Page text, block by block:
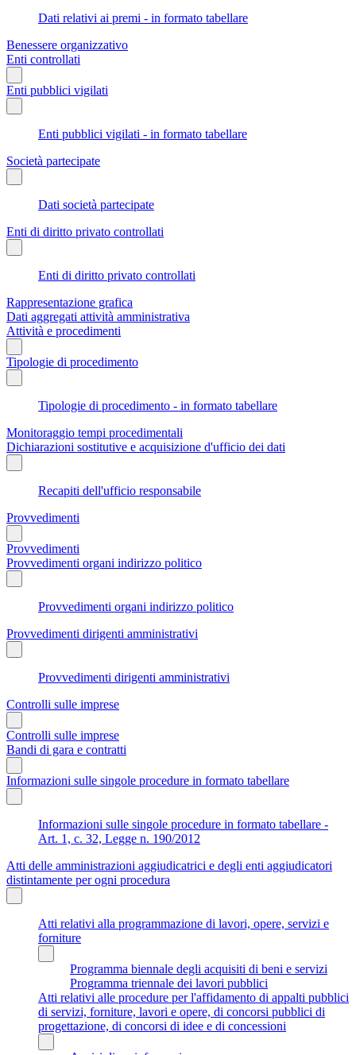
Dati relativi ai premi - in formato tabellare
Benessere organizzativo
Enti controllati
Enti pubblici vigilati
Enti pubblici vigilati - in formato tabellare
Società partecipate
Dati società partecipate
Enti di diritto privato controllati
Enti di diritto privato controllati
Rappresentazione grafica
Dati aggregati attività amministrativa
Attività e procedimenti
Tipologie di procedimento
Tipologie di procedimento - in formato tabellare
Monitoraggio tempi procedimentali
Dichiarazioni sostitutive e acquisizione d'ufficio dei dati
Recapiti dell'ufficio responsabile
Provvedimenti
Provvedimenti
Provvedimenti organi indirizzo politico
Provvedimenti organi indirizzo politico
Provvedimenti dirigenti amministrativi
Provvedimenti dirigenti amministrativi
Controlli sulle imprese
Controlli sulle imprese
Bandi di gara e contratti
Informazioni sulle singole procedure in formato tabellare
Informazioni sulle singole procedure in formato tabellare -
Art. 1, c. 32, Legge n. 190/2012
Atti delle amministrazioni aggiudicatrici e degli enti aggiudicatori
distintamente per ogni procedura
Atti relativi alla programmazione di lavori, opere, servizi e
forniture
Programma biennale degli acquisiti di beni e servizi
Programma triennale dei lavori pubblici
Atti relativi alle procedure per l'affidamento di appalti pubblici
di servizi, forniture, lavori e opere, di concorsi pubblici di
progettazione, di concorsi di idee e di concessioni